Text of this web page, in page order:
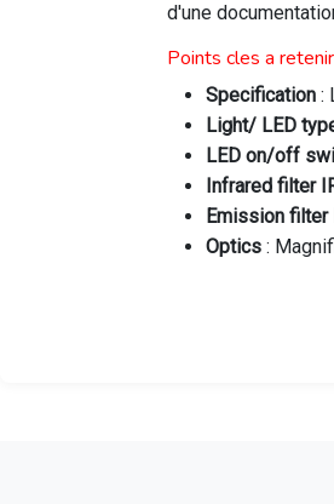
d'une
Points cles a retenir
Specification :
Light/ LED
LED on/off
Infrared filter
Emission filter
Optics :